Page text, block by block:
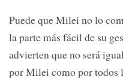
Puede que Milei no lo
la parte más fácil de su
advierten que no será
por Milei como por todos